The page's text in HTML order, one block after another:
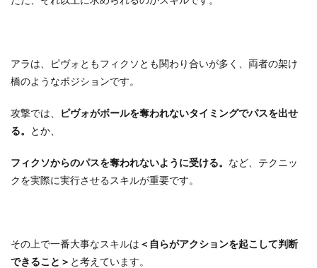
アラは、ピヴォともフィクソとも関わり合いが多く、両者の架け
橋のようなポジションです。
攻撃では、
ピヴォがボールを奪われないタイミングでパスを出せ
る。
とか、
フィクソからのパスを奪われないように受ける。 など、テクニッ
クを実際に実行させるスキルが重要です。
その上で一番大事なスキルは ＜自らがアクションを起こして判断
できること＞ と考えています。